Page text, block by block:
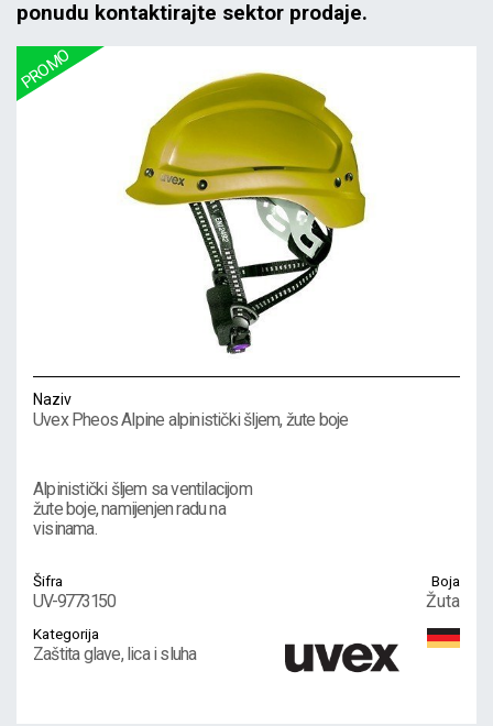
ponudu kontaktirajte sektor prodaje.
Naziv
Uvex Pheos Alpine alpinistički šljem, žute boje
Alpinistički šljem sa ventilacijom
žute boje, namijenjen radu na
visinama.
Šifra
UV-9773150
Boja
Žuta
Kategorija
Zaštita glave, lica i sluha